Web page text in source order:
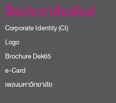
สื่อประชาสัมพันธ์
Corporate Identity (CI)
Logo
Brochure Dek65
e-Card
เพลงมหาวิทยาลัย